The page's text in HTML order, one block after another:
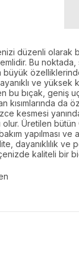
düzenli olarak
Bu
ve
bu bıçak, geniş
kısımlarında
kesmesi
olur. Üretilen
yapılması ve
dayanıklılık
kaliteli bir